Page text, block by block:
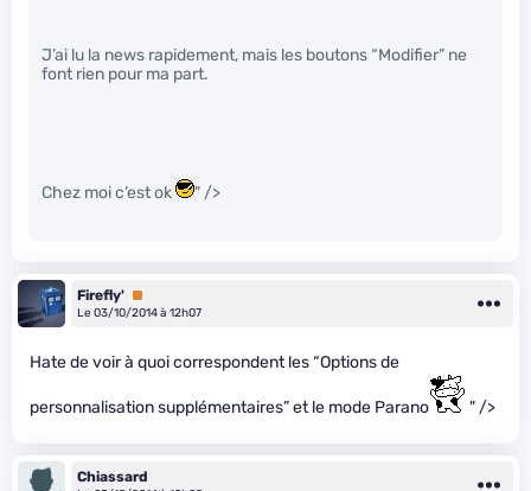
J’ai lu la news rapidement, mais les boutons “Modifier” ne
font rien pour ma part.
Chez moi c’est ok " />
Firefly' Premium
Le 03/10/2014 à 12h07
Hate de voir à quoi correspondent les “Options de
personnalisation supplémentaires” et le mode Parano " />
Chiassard